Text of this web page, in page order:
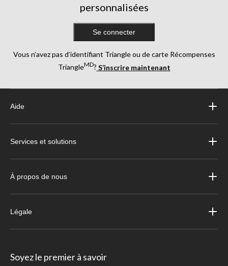
personnalisées
Se connecter
Vous n’avez pas d’identifiant Triangle ou de carte Récompenses
TriangleMD? S’inscrire maintenant
Aide
Services et solutions
À propos de nous
Légale
Soyez le premier à savoir